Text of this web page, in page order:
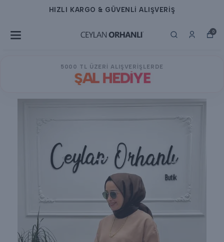
HIZLI KARGO & GÜVENLİ ALIŞVERİŞ
0
5000 TL ÜZERİ ALIŞVERİŞLERDE
ŞAL HEDİYE